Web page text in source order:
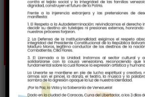
Universitaria en
los caídos el 3